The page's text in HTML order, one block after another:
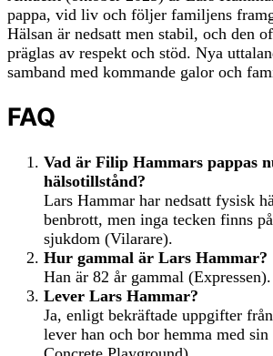
pappa, vid liv och följer familjens
Hälsan är nedsatt men stabil, och den
präglas av respekt och stöd. Nya
samband med kommande galor och
FAQ
Vad är Filip Hammars pappas
hälsotillstånd?
Lars Hammar har nedsatt fysisk
benbrott, men inga tecken finns
sjukdom (Vilarare).
Hur gammal är Lars Hammar?
Han är 82 år gammal (Expressen).
Lever Lars Hammar?
Ja, enligt bekräftade uppgifter
lever han och bor hemma med